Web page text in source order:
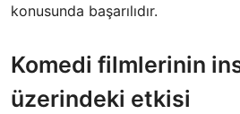
konusunda başarılıdır.
Komedi filmlerinin
üzerindeki etkisi